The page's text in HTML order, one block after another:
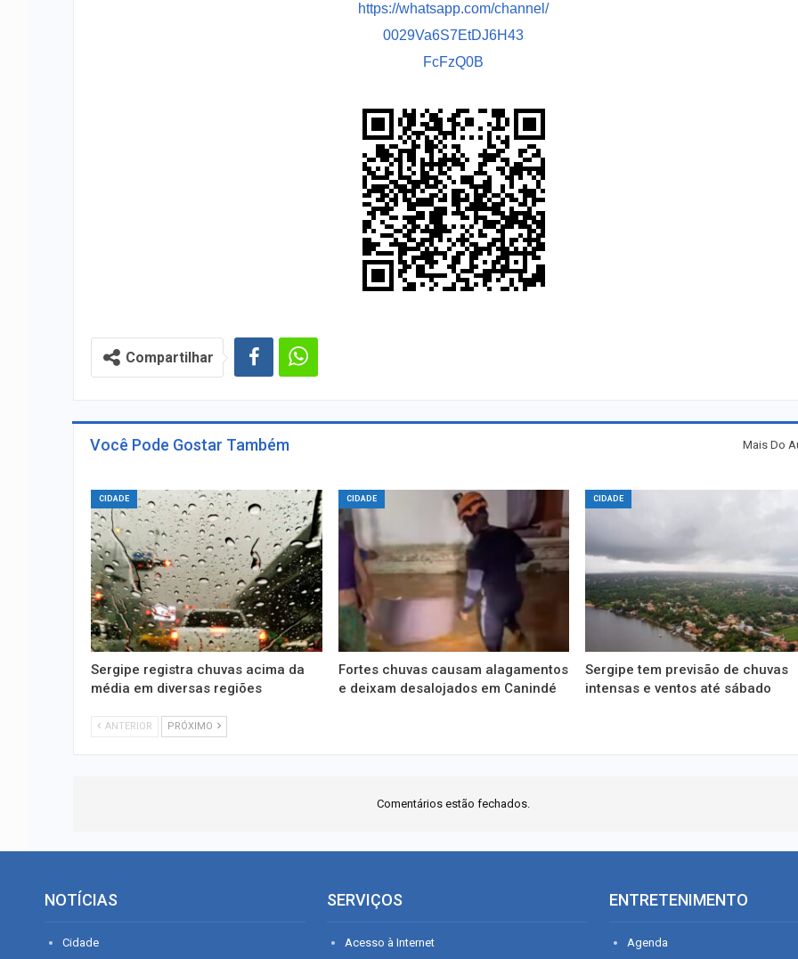
https://whatsapp.com/channel/
0029Va6S7EtDJ6H43
FcFzQ0B
Compartilhar
Você Pode Gostar Também Mais Do
CIDADE
Sergipe registra chuvas acima da
média em diversas regiões
CIDADE
Fortes chuvas causam alagamentos
e deixam desalojados em Canindé
CIDADE
Sergipe tem previsão de chuvas
intensas e ventos até sábado
ANTERIOR PRÓXIMO
Comentários estão fechados.
NOTÍCIAS
Cidade
SERVIÇOS
Acesso à Internet
ENTRETENIMENTO
Agenda